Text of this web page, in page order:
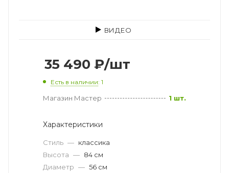
ВИДЕО
35 490 ₽/шт
Есть в наличии: 1
Магазин Мастер 1 шт.
Характеристики
Стиль — классика
Высота — 84 см
Диаметр — 56 см